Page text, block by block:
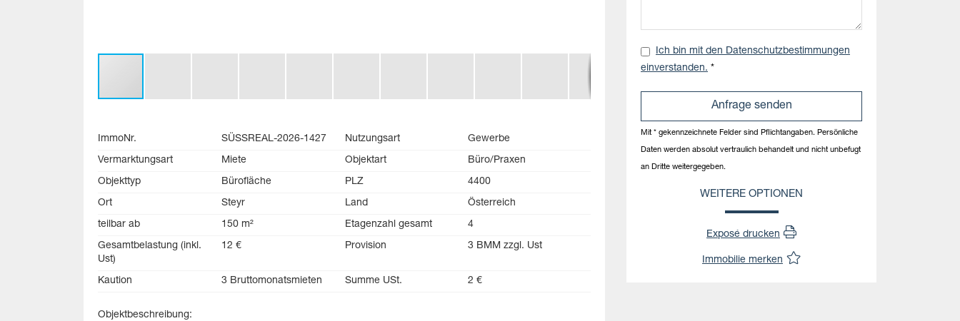
ImmoNr. SÜSSREAL-2026-1427 Nutzungsart Gewerbe
Vermarktungsart Miete Objektart Büro/Praxen
Objekttyp Bürofläche PLZ 4400
Ort Steyr Land Österreich
teilbar ab 150 m² Etagenzahl gesamt 4
Gesamtbelastung (inkl.
Ust)
12 € Provision 3 BMM zzgl. Ust
Kaution 3 Bruttomonatsmieten Summe USt. 2 €
Objektbeschreibung:
Ich bin mit den Datenschutzbestimmungen
einverstanden. *
Mit * gekennzeichnete Felder sind Pflichtangaben. Persönliche
Daten werden absolut vertraulich behandelt und nicht unbefugt
an Dritte weitergegeben.
WEITERE OPTIONEN
Exposé drucken
Immobilie merken